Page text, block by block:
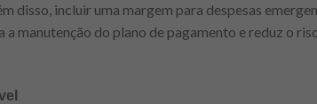
disso, incluir uma margem para despesas
manutenção do plano de pagamento e reduz o